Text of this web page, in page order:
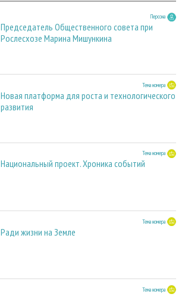
Персона
Председатель Общественного совета при
Рослесхозе Марина Мишункина
Тема номера
Новая платформа для роста и технологического
развития
Тема номера
Национальный проект. Хроника событий
Тема номера
Ради жизни на Земле
Тема номера